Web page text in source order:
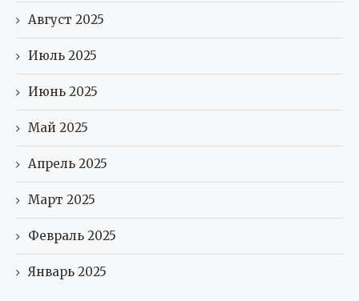
Август 2025
Июль 2025
Июнь 2025
Май 2025
Апрель 2025
Март 2025
Февраль 2025
Январь 2025